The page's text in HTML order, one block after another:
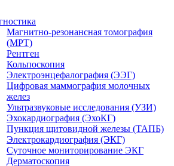
Магнитно-резонансная томография
(МРТ)
Рентген
Кольпоскопия
Электроэнцефалография (ЭЭГ)
Цифровая маммография молочных
желез
Ультразвуковые исследования (УЗИ)
Эхокардиография (ЭхоКГ)
Пункция щитовидной железы (ТАПБ)
Электрокардиография (ЭКГ)
Суточное мониторирование ЭКГ
Дерматоскопия